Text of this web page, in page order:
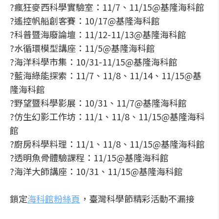
?瘋狂麥西科學實驗室：11/7、11/15@基隆海科館
?遙控帆船創客賽：10/17@基隆海科館
?科普暨海廢論壇：11/12-11/13@基隆海科館
?水循環模型講座：11/5@基隆海科館
?海洋科學市集：10/31-11/15@基隆海科館
?藍海綠能探索：11/7、11/8、11/14、11/15@基
隆海科館
?野望暨科學影展：10/31、11/7@基隆海科館
?仿生幻影工作坊：11/1、11/8、11/15@基隆海科
館
?廚房科學料理：11/1、11/8、11/15@基隆海科館
?透明魚骨體驗課程：11/15@基隆海科館
?海洋大師講座：10/31、11/15@基隆海科館
鎖定海科館粉絲頁 ，臺灣科學節精彩活動不漏接